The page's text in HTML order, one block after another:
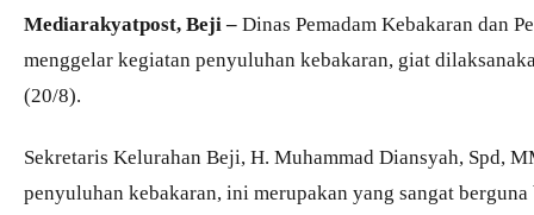
Mediarakyatpost, Beji – Dinas Pemadam Kebakaran dan
menggelar kegiatan penyuluhan kebakaran, giat
(20/8).
Sekretaris Kelurahan Beji, H. Muhammad Diansyah, Spd,
penyuluhan kebakaran, ini merupakan yang sangat